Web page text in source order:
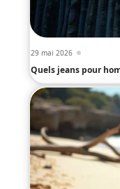
29 mai 2026
Quels jeans pour